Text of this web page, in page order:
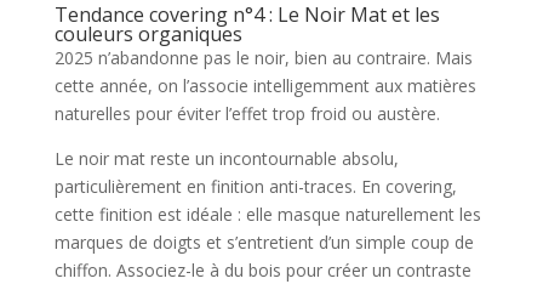
Tendance covering n°4 : Le Noir Mat et les
couleurs organiques
2025 n’abandonne pas le noir, bien au contraire. Mais
cette année, on l’associe intelligemment aux matières
naturelles pour éviter l’effet trop froid ou austère.
Le noir mat reste un incontournable absolu,
particulièrement en finition anti-traces. En covering,
cette finition est idéale : elle masque naturellement les
marques de doigts et s’entretient d’un simple coup de
chiffon. Associez-le à du bois pour créer un contraste